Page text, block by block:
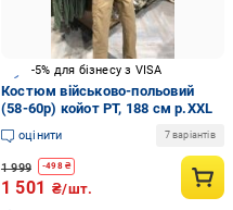
-5% для бізнесу з VISA
Костюм військово-польовий
(58-60р) койот РТ, 188 см р.XXL
оцінити 7 варіантів
1 999 -498₴
1 501 ₴/шт.